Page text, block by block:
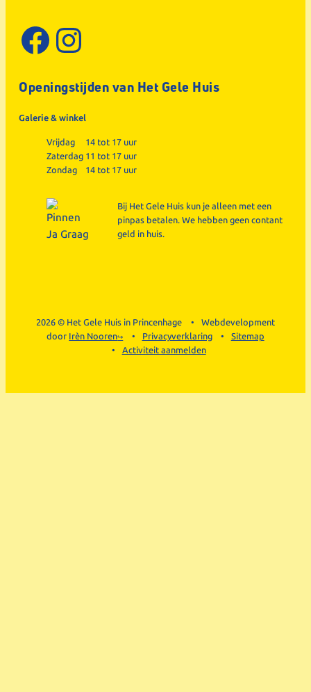
Facebook
Instagram
Openingstijden van Het Gele Huis
Galerie & winkel
Vrijdag
14 tot 17 uur
Zaterdag 11 tot 17 uur
Zondag
14 tot 17 uur
Bij Het Gele Huis kun je alleen met een
pinpas betalen. We hebben geen contant
geld in huis.
2026 © Het Gele Huis in Princenhage
Webdevelopment
door Irèn Nooren Privacyverklaring
Sitemap
Activiteit aanmelden